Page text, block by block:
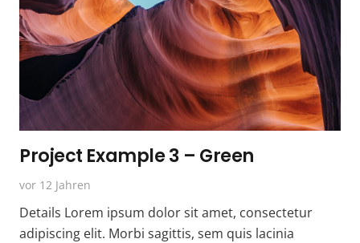
Project Example 3 – Green
vor 12 Jahren
Details Lorem ipsum dolor sit amet, consectetur
adipiscing elit. Morbi sagittis, sem quis lacinia